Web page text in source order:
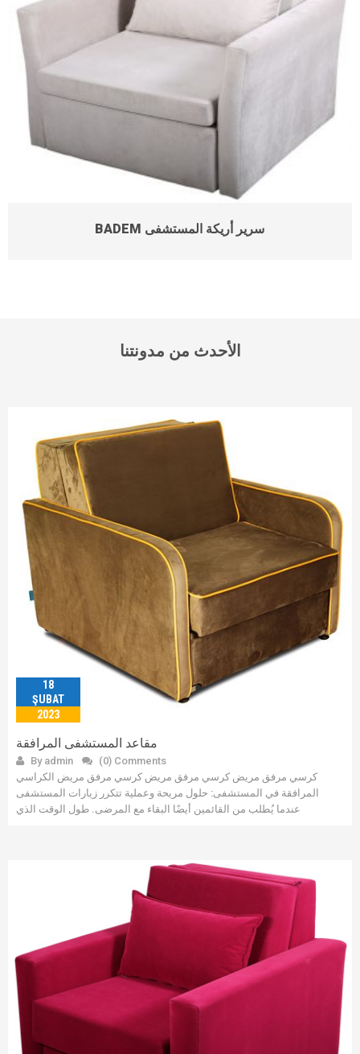
BADEM سرير أريكة المستشفى
الأحدث من مدونتنا
18
ŞUBAT
2023
مقاعد المستشفى المرافقة
By admin
(0) Comments
كرسي مرفق مريض كرسي مرفق مريض كرسي مرفق مريض الكراسي
المرافقة في المستشفى: حلول مريحة وعملية تتكرر زيارات المستشفى
عندما يُطلب من القائمين أيضًا البقاء مع المرضى. طول الوقت الذي